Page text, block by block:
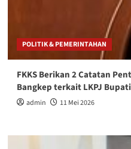
POLITIK & PEMERINTAHAN
FKKS Berikan 2 Catatan
Bangkep terkait LKPJ
admin 11 Mei 2026